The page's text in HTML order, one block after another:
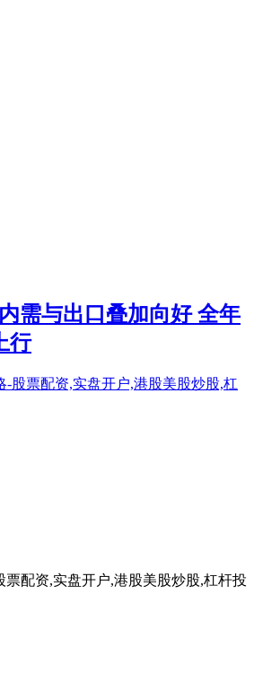
需与出口叠加向好 全年
行